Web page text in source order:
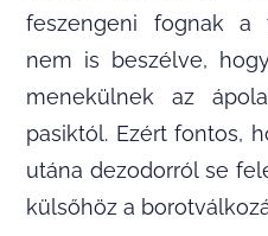
feszengeni fognak a
nem is beszélve,
menekülnek az
pasiktól. Ezért fontos,
utána dezodorról se
külsőhöz a